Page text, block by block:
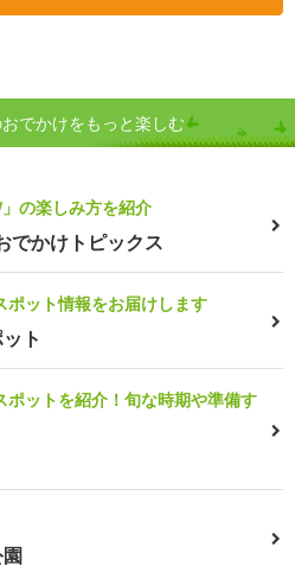
でかけをもっと楽しむ
の楽しみ方を紹介
でかけトピックス
ポット情報をお届けします
ト
ットを紹介！旬な時期や準備す